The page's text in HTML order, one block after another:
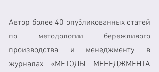
Автор более 40 опубликованных статей
по методологии бережливого
производства и менеджменту в
журналах «МЕТОДЫ МЕНЕДЖМЕНТА